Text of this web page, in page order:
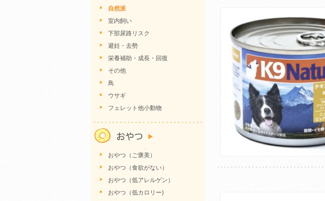
自然派
室内飼い
下部尿路リスク
避妊・去勢
栄養補助・成長・回復
その他
鳥
ウサギ
フェレット他小動物
おやつ（ご褒美）
おやつ（食欲がない）
おやつ（低アレルゲン）
おやつ（低カロリー)